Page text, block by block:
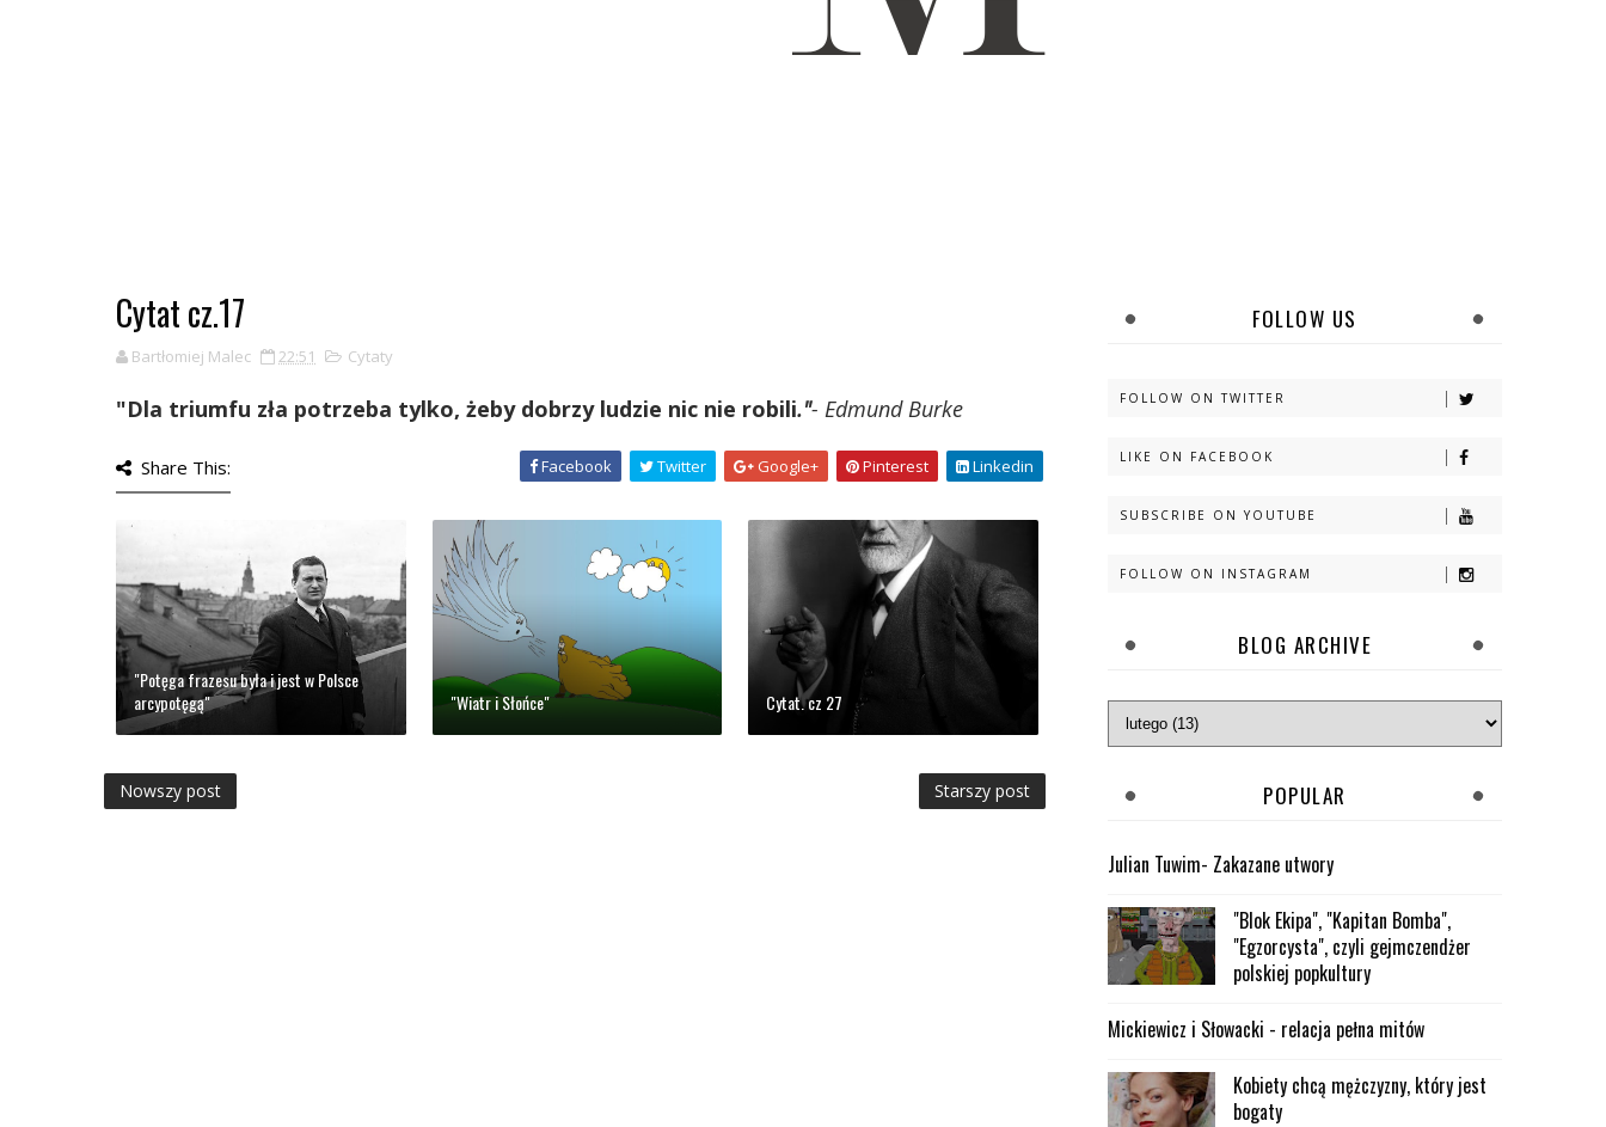
Cytat cz.17
Bartłomiej Malec 22:51 Cytaty
"Dla triumfu zła potrzeba tylko, żeby dobrzy ludzie nic nie robili."- Edmund Burke
Share This: Facebook Twitter Google+ Pinterest Linkedin
"Potęga frazesu była i jest w Polsce
arcypotęgą"
"Wiatr i Słońce" Cytat. cz 27
Nowszy post Starszy post
FOLLOW US
FOLLOW ON TWITTER
LIKE ON FACEBOOK
SUBSCRIBE ON YOUTUBE
FOLLOW ON INSTAGRAM
BLOG ARCHIVE
POPULAR
Julian Tuwim- Zakazane utwory
"Blok Ekipa", "Kapitan Bomba",
"Egzorcysta", czyli gejmczendżer
polskiej popkultury
Mickiewicz i Słowacki - relacja pełna mitów
Kobiety chcą mężczyzny, który jest
bogaty